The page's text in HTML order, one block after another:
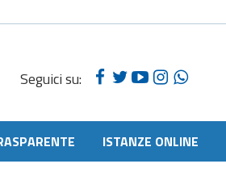
Seguici su:
ISTANZE ONLINE